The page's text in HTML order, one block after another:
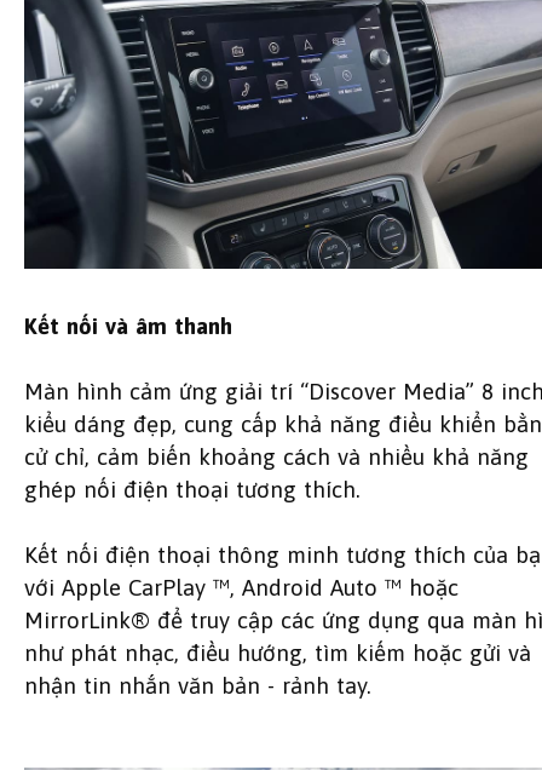
Kết nối và âm thanh
Màn hình cảm ứng giải trí “Discover Media” 8
kiểu dáng đẹp, cung cấp khả năng điều khiển
cử chỉ, cảm biến khoảng cách và nhiều khả năng
ghép nối điện thoại tương thích.
Kết nối điện thoại thông minh tương thích của
với Apple CarPlay ™, Android Auto ™ hoặc
MirrorLink® để truy cập các ứng dụng qua màn
như phát nhạc, điều hướng, tìm kiếm hoặc gửi và
nhận tin nhắn văn bản - rảnh tay.